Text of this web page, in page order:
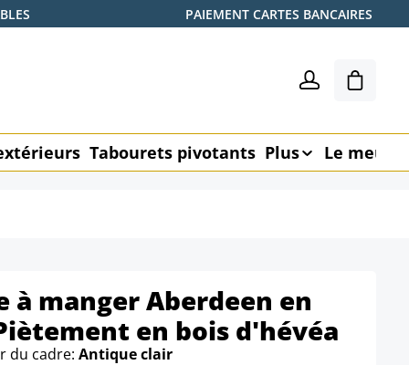
PAIEMENT CARTES BANCAIRES
Le
Tabourets pivotants Plus Le
à manger Aberdeen en
en bois d'hévéa
du cadre: Antique clair